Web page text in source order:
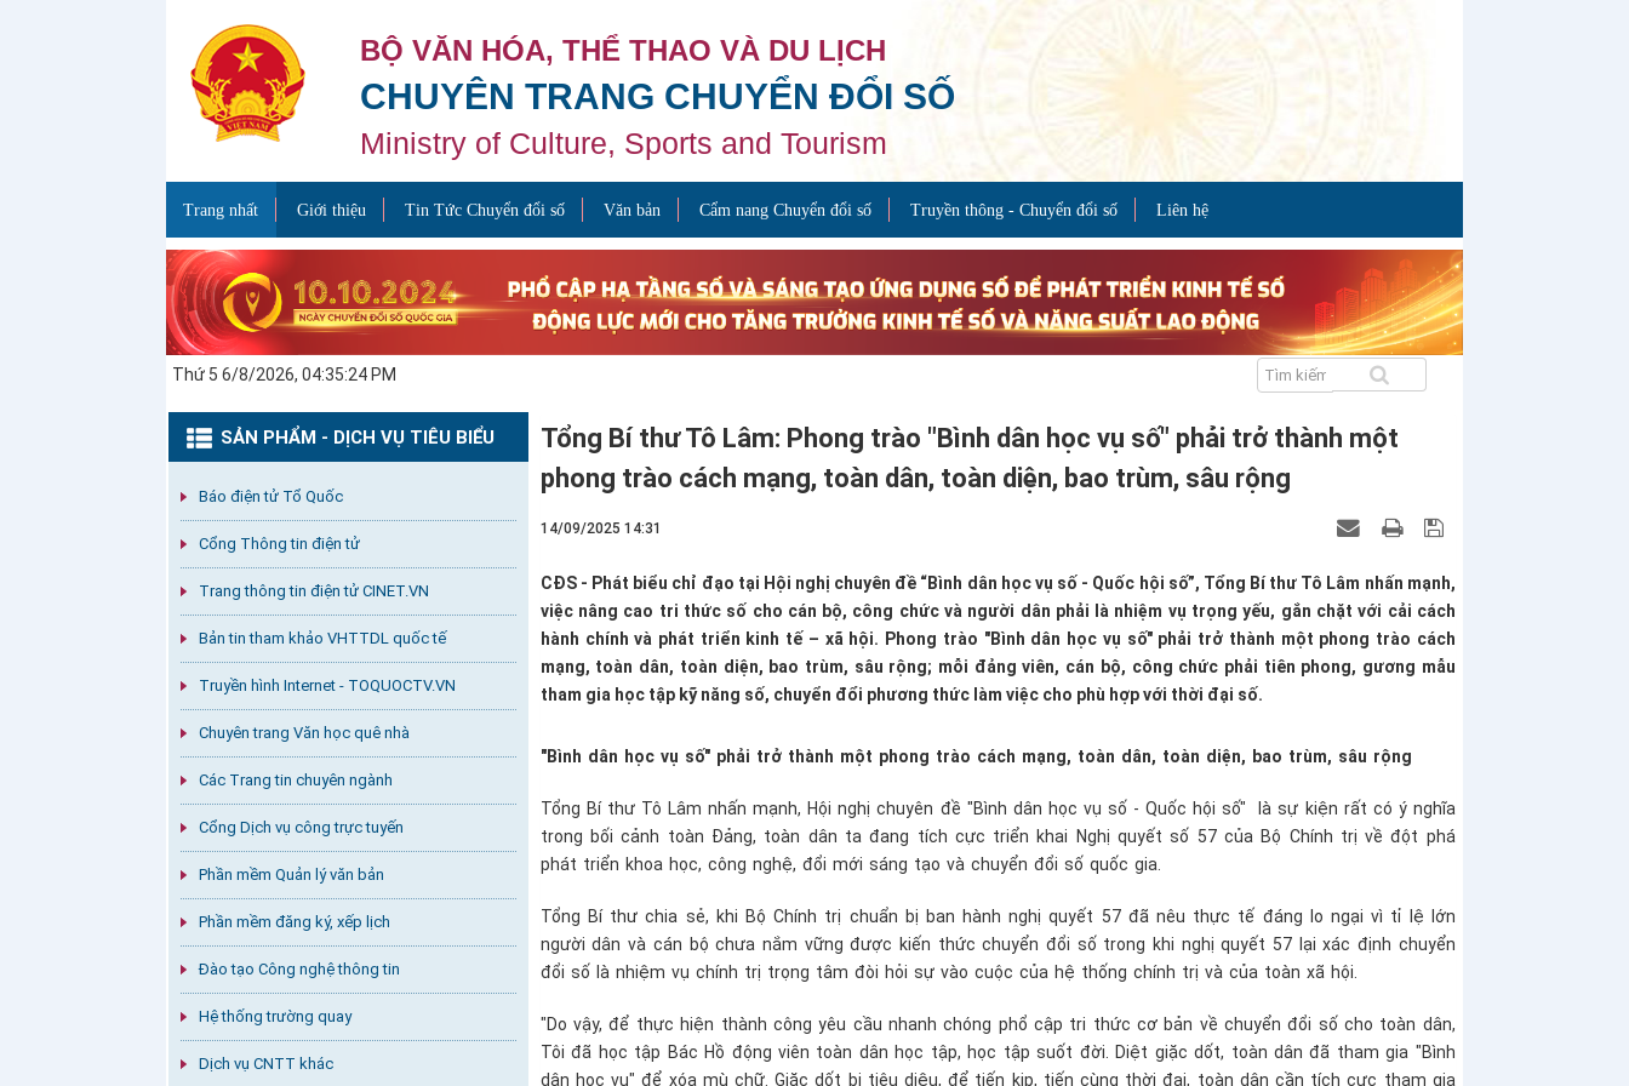
BỘ VĂN HÓA, THỂ THAO VÀ DU LỊCH
CHUYÊN TRANG CHUYỂN ĐỔI SỐ
Ministry of Culture, Sports and Tourism
Trang nhất Giới thiệu Tin Tức Chuyển đổi số Văn bản Cẩm nang Chuyển đổi số Truyền thông - Chuyển đổi số Liên hệ
Thứ 5 6/8/2026, 04:35:24 PM
SẢN PHẨM - DỊCH VỤ TIÊU BIỂU
Báo điện tử Tổ Quốc
Cổng Thông tin điện tử
Trang thông tin điện tử CINET.VN
Bản tin tham khảo VHTTDL quốc tế
Truyền hình Internet - TOQUOCTV.VN
Chuyên trang Văn học quê nhà
Các Trang tin chuyên ngành
Cổng Dịch vụ công trực tuyến
Phần mềm Quản lý văn bản
Phần mềm đăng ký, xếp lịch
Đào tạo Công nghệ thông tin
Hệ thống trường quay
Dịch vụ CNTT khác
Tổng Bí thư Tô Lâm: Phong trào "Bình dân học vụ số" phải trở thành một
phong trào cách mạng, toàn dân, toàn diện, bao trùm, sâu rộng
14/09/2025 14:31
CĐS - Phát biểu chỉ đạo tại Hội nghị chuyên đề “Bình dân học vụ số - Quốc hội số”, Tổng Bí thư Tô Lâm nhấn mạnh,
việc nâng cao tri thức số cho cán bộ, công chức và người dân phải là nhiệm vụ trọng yếu, gắn chặt với cải cách
hành chính và phát triển kinh tế – xã hội. Phong trào "Bình dân học vụ số" phải trở thành một phong trào cách
mạng, toàn dân, toàn diện, bao trùm, sâu rộng; mỗi đảng viên, cán bộ, công chức phải tiên phong, gương mẫu
tham gia học tập kỹ năng số, chuyển đổi phương thức làm việc cho phù hợp với thời đại số.
"Bình dân học vụ số" phải trở thành một phong trào cách mạng, toàn dân, toàn diện, bao trùm, sâu rộng
Tổng Bí thư Tô Lâm nhấn mạnh, Hội nghị chuyên đề "Bình dân học vụ số - Quốc hội số" là sự kiện rất có ý nghĩa
trong bối cảnh toàn Đảng, toàn dân ta đang tích cực triển khai Nghị quyết số 57 của Bộ Chính trị về đột phá
phát triển khoa học, công nghệ, đổi mới sáng tạo và chuyển đổi số quốc gia.
Tổng Bí thư chia sẻ, khi Bộ Chính trị chuẩn bị ban hành nghị quyết 57 đã nêu thực tế đáng lo ngại vì tỉ lệ lớn
người dân và cán bộ chưa nắm vững được kiến thức chuyển đổi số trong khi nghị quyết 57 lại xác định chuyển
đổi số là nhiệm vụ chính trị trọng tâm đòi hỏi sự vào cuộc của hệ thống chính trị và của toàn xã hội.
"Do vậy, để thực hiện thành công yêu cầu nhanh chóng phổ cập tri thức cơ bản về chuyển đổi số cho toàn dân,
Tôi đã học tập Bác Hồ động viên toàn dân học tập, học tập suốt đời. Diệt giặc dốt, toàn dân đã tham gia "Bình
dân học vụ" để xóa mù chữ. Giặc dốt bị tiêu diệu, để tiến kịp, tiến cùng thời đại, toàn dân cần tích cực tham gia